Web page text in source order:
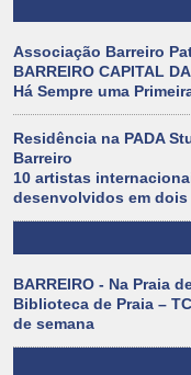
Associação Barreiro
BARREIRO CAPITAL
Há Sempre uma
Residência na PADA
Barreiro
10 artistas
desenvolvidos em dois
BARREIRO - Na Praia
Biblioteca de Praia –
de semana